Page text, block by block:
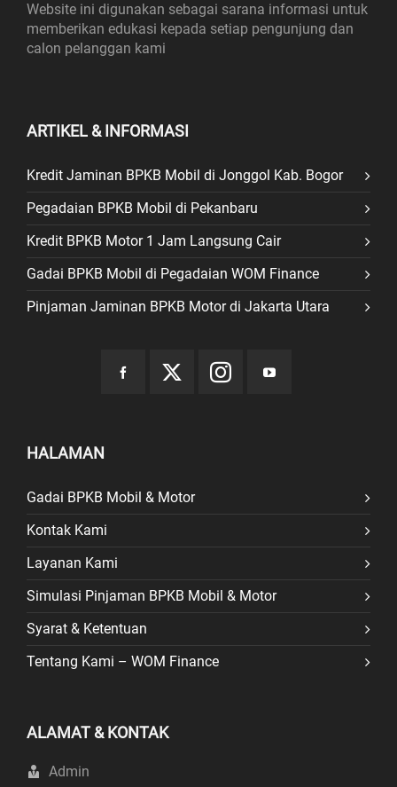
Website ini digunakan sebagai sarana informasi untuk
memberikan edukasi kepada setiap pengunjung dan
calon pelanggan kami
ARTIKEL & INFORMASI
Kredit Jaminan BPKB Mobil di Jonggol Kab. Bogor
Pegadaian BPKB Mobil di Pekanbaru
Kredit BPKB Motor 1 Jam Langsung Cair
Gadai BPKB Mobil di Pegadaian WOM Finance
Pinjaman Jaminan BPKB Motor di Jakarta Utara
HALAMAN
Gadai BPKB Mobil & Motor
Kontak Kami
Layanan Kami
Simulasi Pinjaman BPKB Mobil & Motor
Syarat & Ketentuan
Tentang Kami – WOM Finance
ALAMAT & KONTAK
Admin